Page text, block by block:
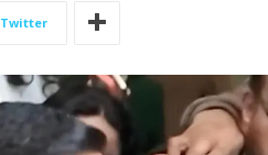
Twitter